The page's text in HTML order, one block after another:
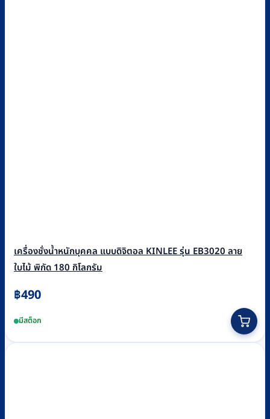
เครื่องชั่งน้ำหนักบุคคล แบบดิจิตอล KINLEE รุ่น EB3020 ลาย
ใบไม้ พิกัด 180 กิโลกรัม
฿490
มีสต็อก